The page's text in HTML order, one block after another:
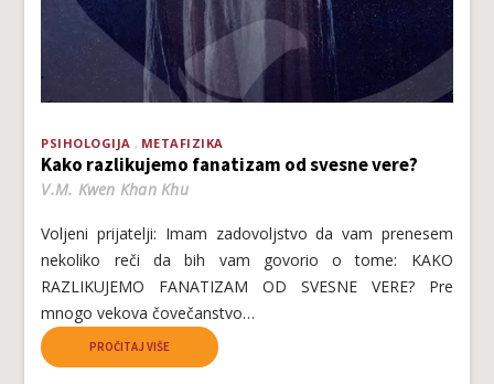
PSIHOLOGIJA METAFIZIKA
Kako razlikujemo fanatizam od svesne vere?
V.M. Kwen Khan Khu
Voljeni prijatelji: Imam zadovoljstvo da vam prenesem
nekoliko reči da bih vam govorio o tome: KAKO
RAZLIKUJEMO FANATIZAM OD SVESNE VERE? Pre
mnogo vekova čovečanstvo…
PROČITAJ VIŠE